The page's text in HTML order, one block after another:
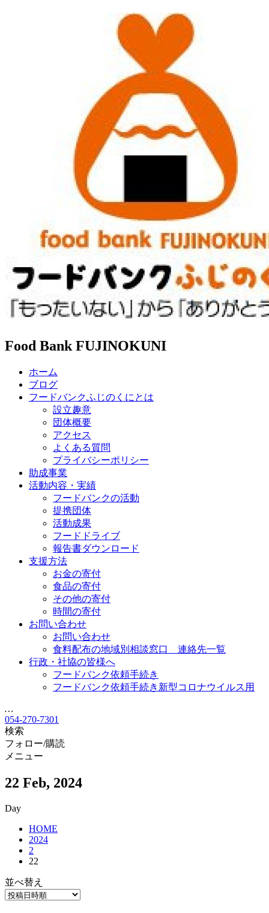
Food Bank FUJINOKUNI
ホーム
ブログ
フードバンクふじのくにとは
設立趣意
団体概要
アクセス
よくある質問
プライバシーポリシー
助成事業
活動内容・実績
フードバンクの活動
提携団体
活動成果
フードドライブ
報告書ダウンロード
支援方法
お金の寄付
食品の寄付
その他の寄付
時間の寄付
お問い合わせ
お問い合わせ
食料配布の地域別相談窓口 連絡先一覧
行政・社協の皆様へ
フードバンク依頼手続き
フードバンク依頼手続き新型コロナウイルス用
…
054-270-7301
検索
フォロー/購読
メニュー
22 Feb, 2024
Day
HOME
2024
2
22
並べ替え